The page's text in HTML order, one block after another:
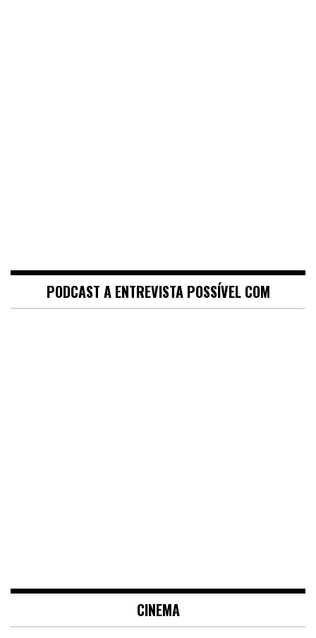
PODCAST A ENTREVISTA POSSÍVEL COM
CINEMA